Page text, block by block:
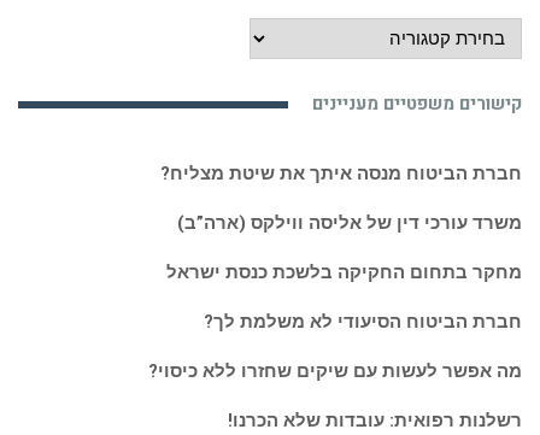
מידע
משפטי
ואקטואלי:
קישורים משפטיים מעניינים
חברת הביטוח מנסה איתך את שיטת מצליח?
משרד עורכי דין של אליסה ווילקס (ארה”ב)
מחקר בתחום החקיקה בלשכת כנסת ישראל
חברת הביטוח הסיעודי לא משלמת לך?
מה אפשר לעשות עם שיקים שחזרו ללא כיסוי?
רשלנות רפואית: עובדות שלא הכרנו!